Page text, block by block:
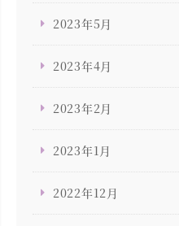
2023年5月
2023年4月
2023年2月
2023年1月
2022年12月